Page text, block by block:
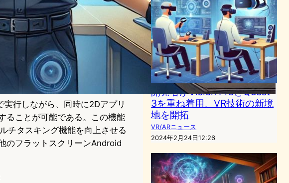
行しながら、同時に2Dアプリ
ることが可能である。この機能
チタスキング機能を向上させる
のフラットスクリーンAndroid
開発者がVision ProとQuest
3を重ね着用、VR技術の新境
地を開拓
VR/ARニュース
2024年2月24日12:26